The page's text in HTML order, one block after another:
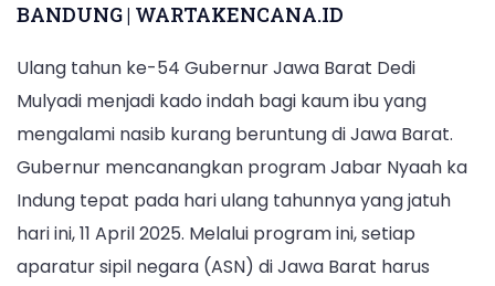
BANDUNG | WARTAKENCANA.ID
Ulang tahun ke-54 Gubernur Jawa Barat Dedi
Mulyadi menjadi kado indah bagi kaum ibu yang
mengalami nasib kurang beruntung di Jawa Barat.
Gubernur mencanangkan program Jabar Nyaah ka
Indung tepat pada hari ulang tahunnya yang jatuh
hari ini, 11 April 2025. Melalui program ini, setiap
aparatur sipil negara (ASN) di Jawa Barat harus